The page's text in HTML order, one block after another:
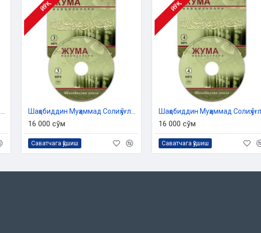
ЙЎҚ
16 000 сўм
Саватчага қўшиш
ЙЎҚ
16 000 сўм
Саватчага қўшиш